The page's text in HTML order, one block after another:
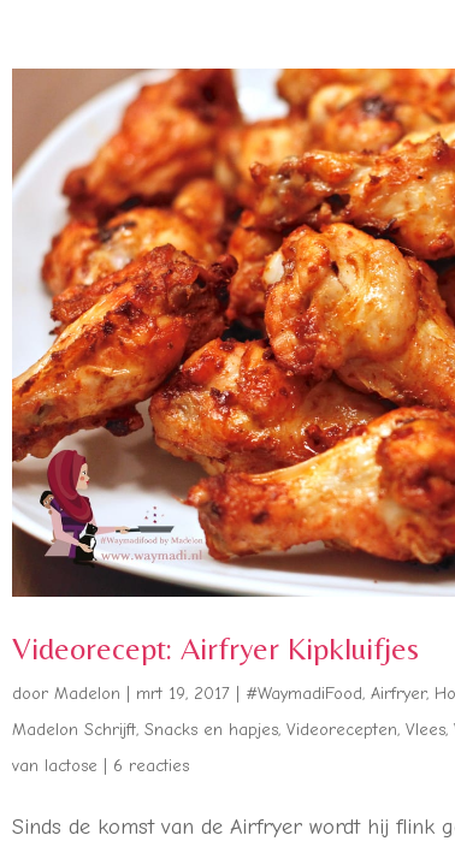
Videorecept: Airfryer Kipkluifjes
doorMadelon mrt 19, 2017 #WaymadiFood,Airfryer,
Madelon Schrijft,Snacks en hapjes,Videorecepten,Vlees,
van lactose
6 reacties
Sinds de komst van de Airfryer wordt hij flink